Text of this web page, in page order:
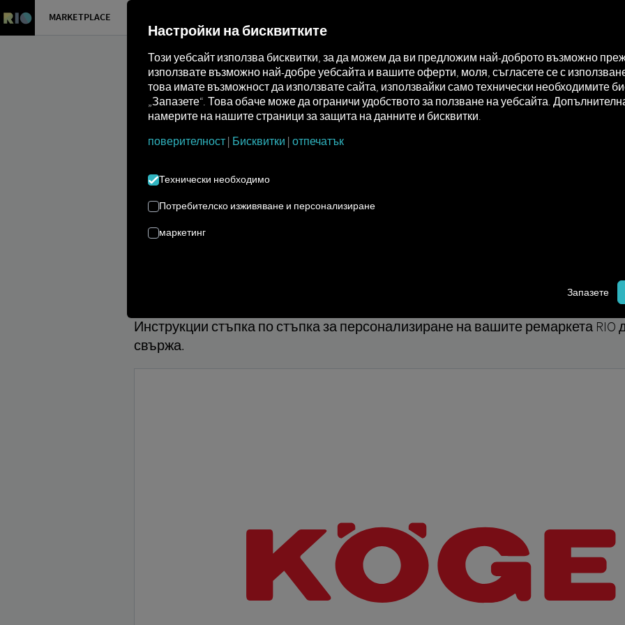
MARKETPLACE
Marketplace Connectors Koegel Connect
Инструкции стъпка по стъпка за персонализиране на вашите ремаркета RIO
свържа.
Настройки на бисквитките
Този уебсайт използва бисквитки, за да можем да ви предложим най-доброто възможно
използвате възможно най-добре уебсайта и вашите оферти, моля, съгласете се с
това имате възможност да използвате сайта, използвайки само технически необходимите
„Запазете“. Това обаче може да ограничи удобството за ползване на уебсайта.
намерите на нашите страници за защита на данните и бисквитки.
поверителност | Бисквитки | отпечатък
Технически необходимо
Потребителско изживяване и персонализиране
маркетинг
Запазете